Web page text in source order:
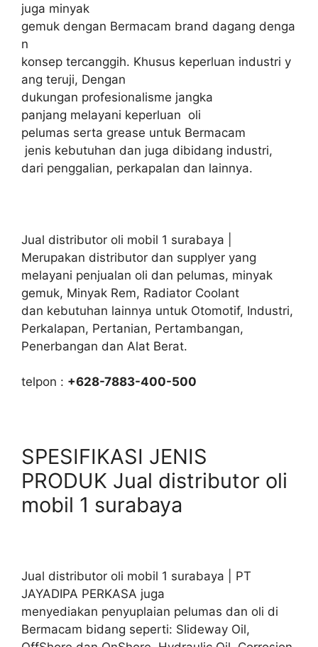
juga minyak
gemuk dengan Bermacam brand dagang denga
n
konsep tercanggih. Khusus keperluan industri y
ang teruji, Dengan
dukungan profesionalisme jangka
panjang melayani keperluan oli
pelumas serta grease untuk Bermacam
jenis kebutuhan dan juga dibidang industri,
dari penggalian, perkapalan dan lainnya.
Jual distributor oli mobil 1 surabaya |
Merupakan distributor dan supplyer yang
melayani penjualan oli dan pelumas, minyak
gemuk, Minyak Rem, Radiator Coolant
dan kebutuhan lainnya untuk Otomotif, Industri,
Perkalapan, Pertanian, Pertambangan,
Penerbangan dan Alat Berat.
telpon : +628-7883-400-500
SPESIFIKASI JENIS
PRODUK Jual distributor oli
mobil 1 surabaya
Jual distributor oli mobil 1 surabaya | PT
JAYADIPA PERKASA juga
menyediakan penyuplaian pelumas dan oli di
Bermacam bidang seperti: Slideway Oil,